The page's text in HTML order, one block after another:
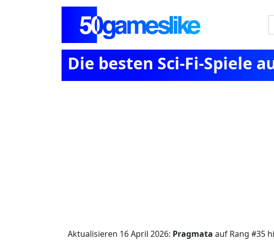
Die besten Sci-Fi-Spiele
Aktualisieren 16 April 2026: Pragmata auf Rang #35